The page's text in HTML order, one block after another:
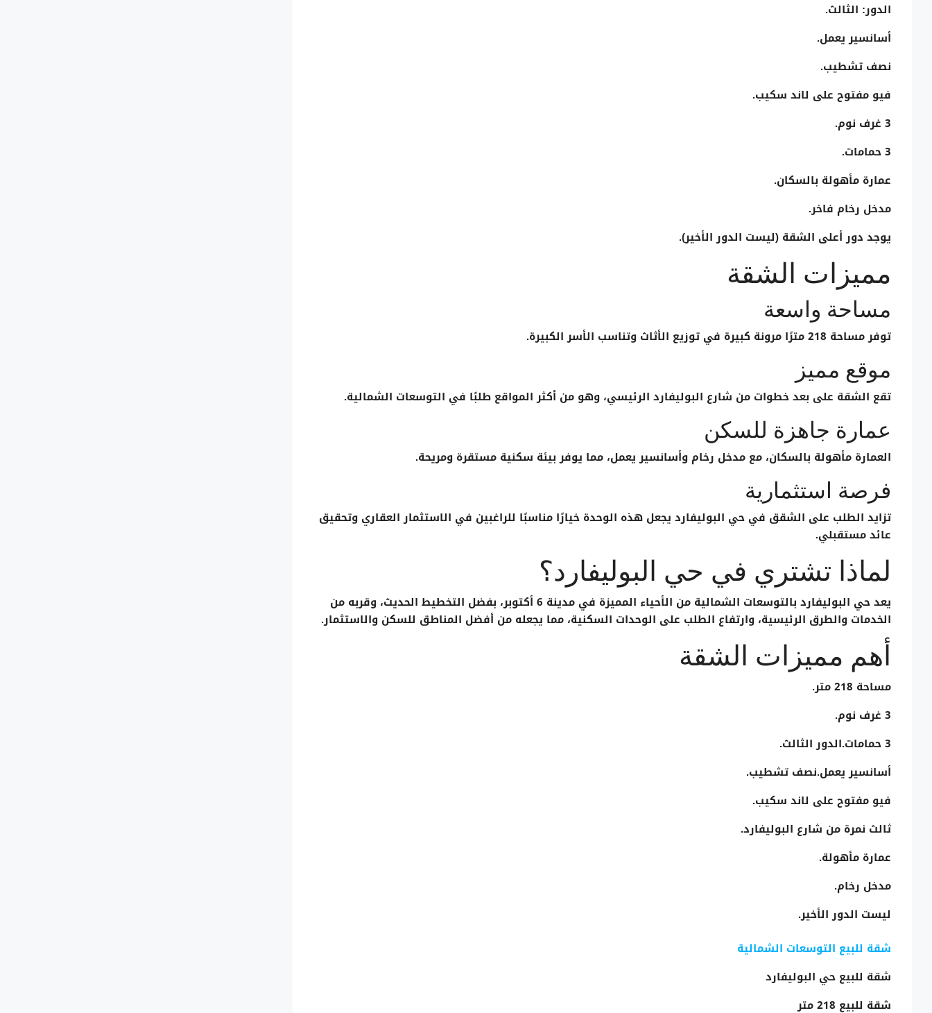
الدور: الثالث.
أسانسير يعمل.
نصف تشطيب.
فيو مفتوح على لاند سكيب.
3 غرف نوم.
3 حمامات.
عمارة مأهولة بالسكان.
مدخل رخام فاخر.
يوجد دور أعلى الشقة (ليست الدور الأخير).
مميزات الشقة
مساحة واسعة
توفر مساحة 218 مترًا مرونة كبيرة في توزيع الأثاث وتناسب الأسر الكبيرة.
موقع مميز
تقع الشقة على بعد خطوات من شارع البوليفارد الرئيسي، وهو من أكثر المواقع طلبًا في التوسعات الشمالية.
عمارة جاهزة للسكن
العمارة مأهولة بالسكان، مع مدخل رخام وأسانسير يعمل، مما يوفر بيئة سكنية مستقرة ومريحة.
فرصة استثمارية
تزايد الطلب على الشقق في حي البوليفارد يجعل هذه الوحدة خيارًا مناسبًا للراغبين في الاستثمار العقاري وتحقيق
عائد مستقبلي.
لماذا تشتري في حي البوليفارد؟
يعدحي البوليفارد بالتوسعات الشمالية
من الأحياء المميزة في مدينة 6 أكتوبر، بفضل التخطيط الحديث، وقربه من
الخدمات والطرق الرئيسية، وارتفاع الطلب على الوحدات السكنية، مما يجعله من أفضل المناطق للسكن والاستثمار.
أهم مميزات الشقة
مساحة 218 متر.
3 غرف نوم.
3 حمامات.الدور الثالث.
أسانسير يعمل.نصف تشطيب.
فيو مفتوح على لاند سكيب.
ثالث نمرة من شارع البوليفارد.
عمارة مأهولة.
مدخل رخام.
ليست الدور الأخير.
شقة للبيع التوسعات الشمالية
شقة للبيع حي البوليفارد
شقة للبيع 218 متر